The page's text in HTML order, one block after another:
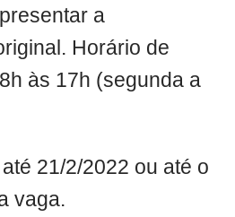
a
Horário de
às 17h (segunda a
21/2/2022 ou até o
vaga.